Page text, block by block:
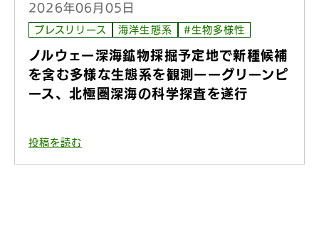
2026年06月05日
プレスリリース 海洋生態系 #生物多様性
ノルウェー深海鉱物採掘予定地で新種候補
を含む多様な生態系を観測ーーグリーンピ
ース、北極圏深海の科学探査を遂行
投稿を読む